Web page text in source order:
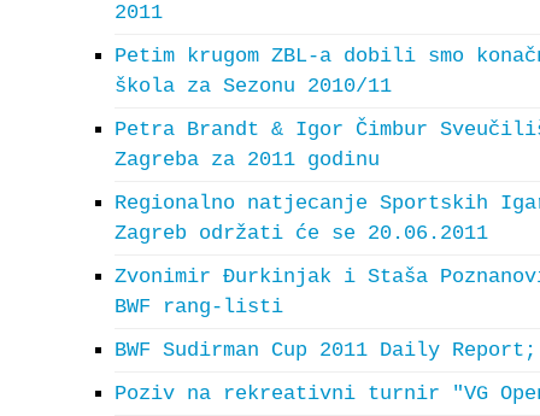
2011
Petim krugom ZBL-a dobili smo
škola za Sezonu 2010/11
Petra Brandt & Igor Čimbur
Zagreba za 2011 godinu
Regionalno natjecanje Sportskih
Zagreb održati će se 20.06.2011
Zvonimir Đurkinjak i Staša
BWF rang-listi
BWF Sudirman Cup 2011 Daily
Poziv na rekreativni turnir "VG